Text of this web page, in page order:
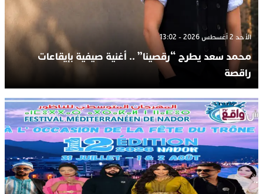
الأحد 2 أغسطس 2026 - 13:02
محمد سعد يطرح “رقصينا” .. أغنية صيفية بإيقاعات
راقصة